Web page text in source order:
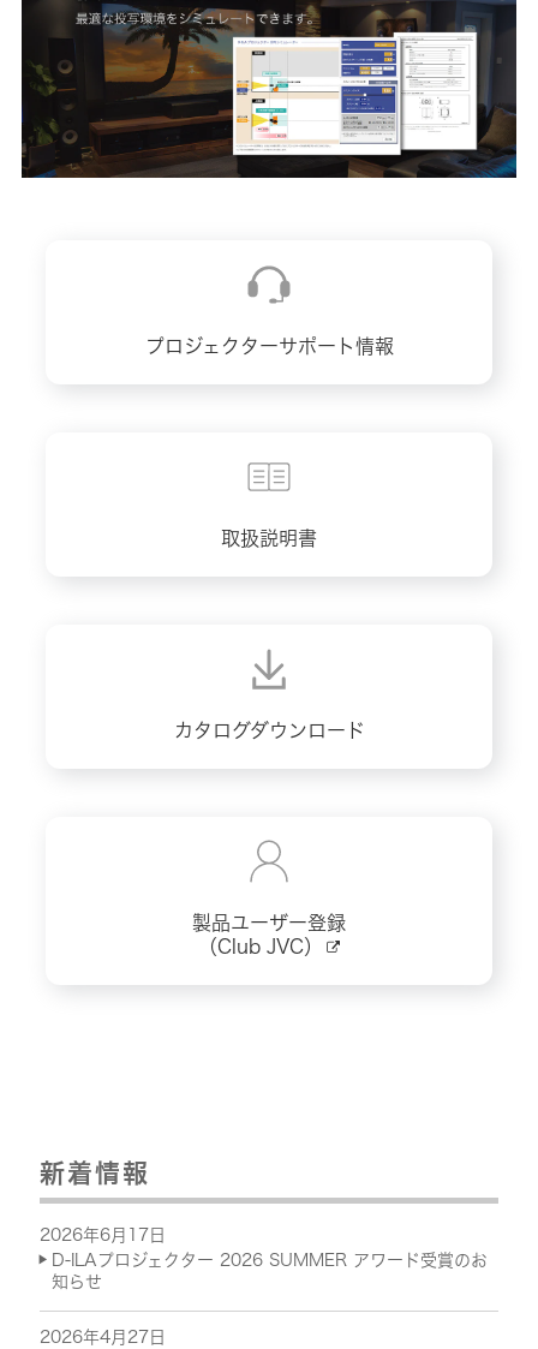
プロジェクターサポート情報
取扱説明書
カタログダウンロード
製品ユーザー登録
（Club JVC）
新着情報
2026年6月17日
D-ILAプロジェクター 2026 SUMMER アワード受賞のお
知らせ
2026年4月27日